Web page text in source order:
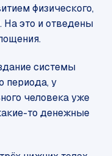
физического,
На это и отведены
системы
периода, у
человека уже
то денежные